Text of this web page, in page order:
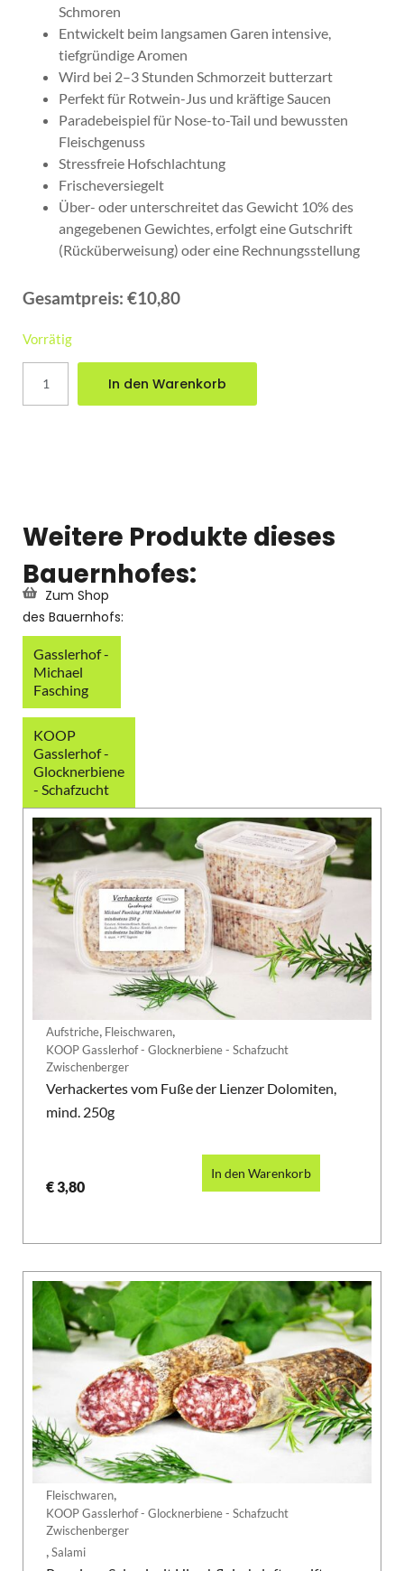
Schmoren
Entwickelt beim langsamen Garen intensive,
tiefgründige Aromen
Wird bei 2–3 Stunden Schmorzeit butterzart
Perfekt für Rotwein-Jus und kräftige Saucen
Paradebeispiel für Nose-to-Tail und bewussten
Fleischgenuss
Stressfreie Hofschlachtung
Frischeversiegelt
Über- oder unterschreitet das Gewicht 10% des
angegebenen Gewichtes, erfolgt eine Gutschrift
(Rücküberweisung) oder eine Rechnungsstellung
10,80
Gesamtpreis: €10,80
Vorrätig
In den Warenkorb
Weitere Produkte dieses
Bauernhofes:
Zum Shop
des Bauernhofs:
Gasslerhof -
Michael
Fasching
KOOP
Gasslerhof -
Glocknerbiene
- Schafzucht
Aufstriche Fleischwaren
KOOP Gasslerhof - Glocknerbiene - Schafzucht
Zwischenberger
Verhackertes vom Fuße der Lienzer Dolomiten,
mind. 250g
€3,80
In den Warenkorb
Fleischwaren
KOOP Gasslerhof - Glocknerbiene - Schafzucht
Zwischenberger
Salami